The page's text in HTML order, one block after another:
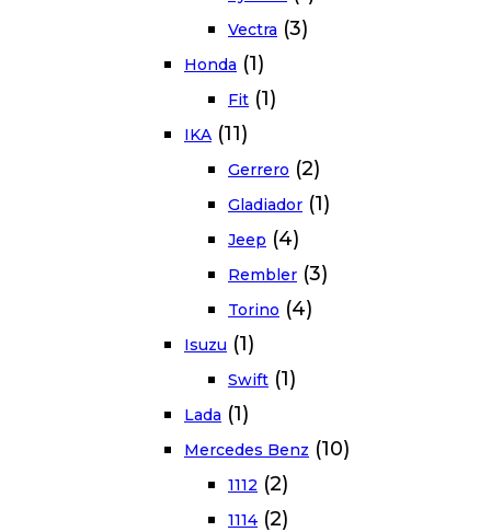
Vectra (3)
Honda (1)
Fit (1)
IKA (11)
Gerrero (2)
Gladiador (1)
Jeep (4)
Rembler (3)
Torino (4)
Isuzu (1)
Swift (1)
Lada (1)
Mercedes Benz (10)
1112 (2)
1114 (2)